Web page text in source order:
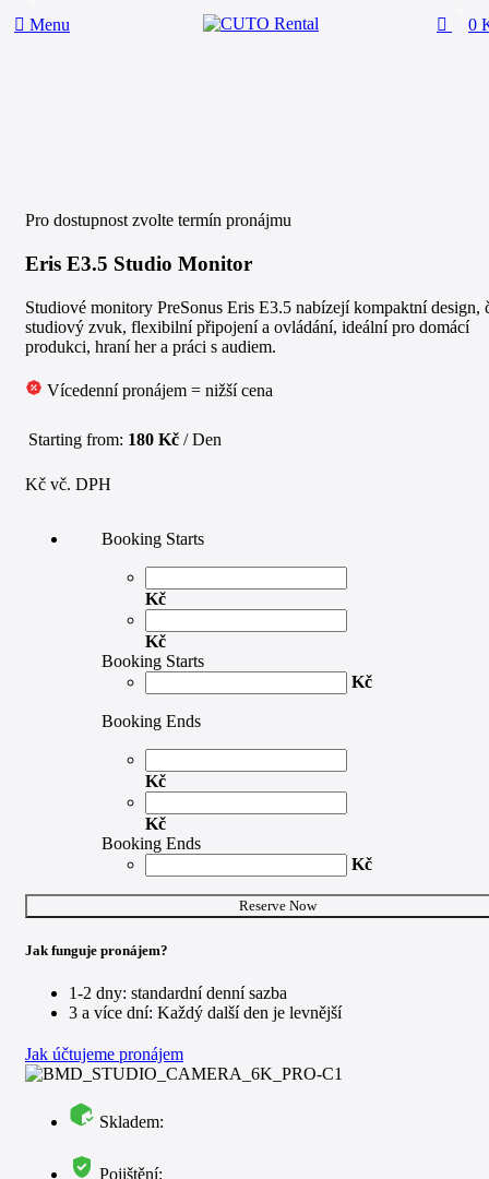
Menu 0
Pro dostupnost zvolte termín pronájmu
Eris E3.5 Studio Monitor
Studiové monitory PreSonus Eris E3.5 nabízejí kompaktní design,
studiový zvuk, flexibilní připojení a ovládání, ideální pro domácí
produkci, hraní her a práci s audiem.
Vícedenní pronájem = nižší cena
Starting from: 180 Kč / Den
Kč vč. DPH
Booking Starts
Kč
Kč
Booking Starts
Kč
Booking Ends
Kč
Kč
Booking Ends
Kč
Eris E3.5 Studio Monitor množstvíReserve Now
Jak funguje pronájem?
1-2 dny: standardní denní sazba
3 a více dní: Každý další den je levnější
Jak účtujeme pronájem
Skladem:
Pojištění: